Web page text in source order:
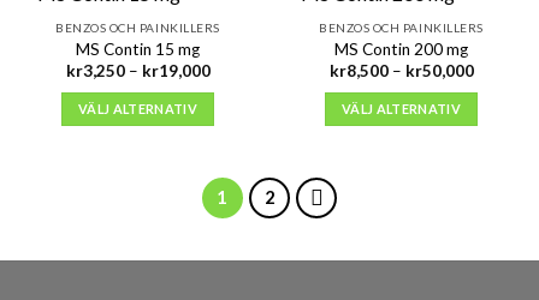
BENZOS OCH PAINKILLERS
MS Contin 15 mg
kr3,250 – kr19,000Prisintervall:
VÄLJ ALTERNATIV
BENZOS OCH PAINKILLERS
MS Contin 200 mg
kr8,500 – kr50,000
VÄLJ ALTERNATIV
1 2